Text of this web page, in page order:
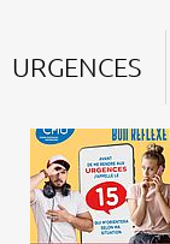
URGENCES